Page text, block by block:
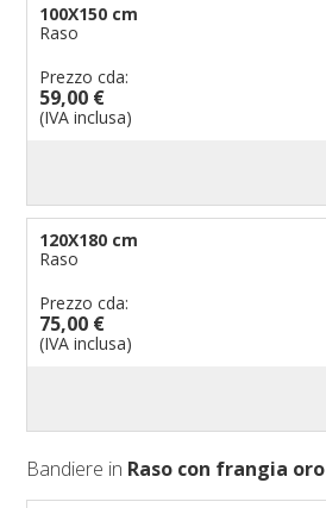
100X150 cm
Raso
Prezzo cda:
59,00 €
(IVA inclusa)
120X180 cm
Raso
Prezzo cda:
75,00 €
(IVA inclusa)
Bandiere in Raso con frangia oro